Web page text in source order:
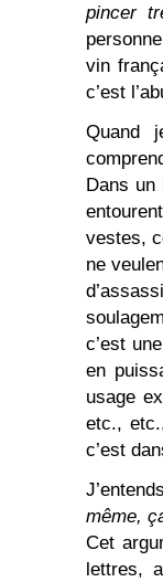
pincer
vin
c’est
Quand
Dans
vestes,
ne
c’est
en
usage
etc.,
c’est
même,
Cet
lettres,